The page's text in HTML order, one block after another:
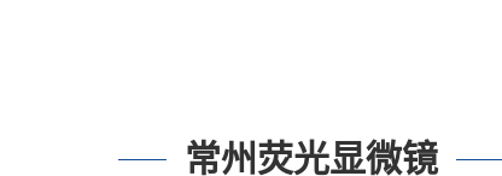
常州荧光显微镜